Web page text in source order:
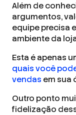
Além de
argumentos,
equipe precisa
ambiente da
Esta é apenas
quais você
vendas em sua
Outro ponto
fidelização